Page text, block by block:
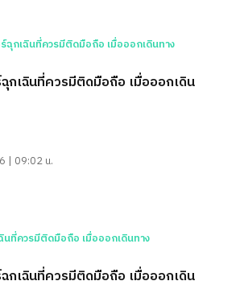
กเฉินที่ควรมีติดมือถือ เมื่อออกเดิน
| 09:02 น.
กเฉินที่ควรมีติดมือถือ เมื่อออกเดิน